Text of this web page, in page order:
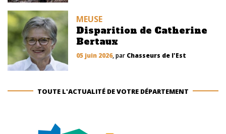
MEUSE
Disparition de Catherine
Bertaux
05 juin 2026, par Chasseurs de l'Est
TOUTE L'ACTUALITÉ DE VOTRE DÉPARTEMENT